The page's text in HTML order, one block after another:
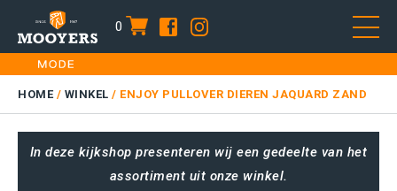
0 item
Skip
to
content
HOME
DAMES
KIDS
HOME/ WINKEL / ENJOY PULLOVER DIEREN JAQUARD ZAND
In deze kijkshop presenteren wij een gedeelte van het
assortiment uit onze winkel.